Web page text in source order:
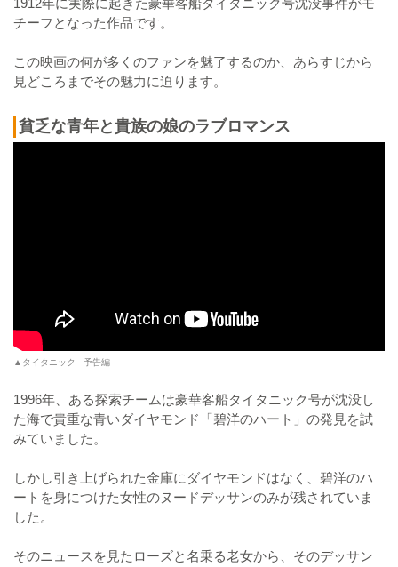
1912年に実際に起きた豪華客船タイタニック号沈没事件がモ
チーフとなった作品です。
この映画の何が多くのファンを魅了するのか、あらすじから
見どころまでその魅力に迫ります。
貧乏な青年と貴族の娘のラブロマンス
▲タイタニック - 予告編
1996年、ある探索チームは豪華客船タイタニック号が沈没し
た海で貴重な青いダイヤモンド「碧洋のハート」の発見を試
みていました。
しかし引き上げられた金庫にダイヤモンドはなく、碧洋のハ
ートを身につけた女性のヌードデッサンのみが残されていま
した。
そのニュースを見たローズと名乗る老女から、そのデッサン